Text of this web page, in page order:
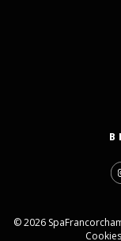
© 2026
Cookies